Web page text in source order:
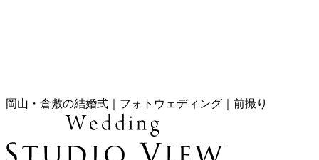
岡山・倉敷の結婚式｜フォトウェディング｜前撮り